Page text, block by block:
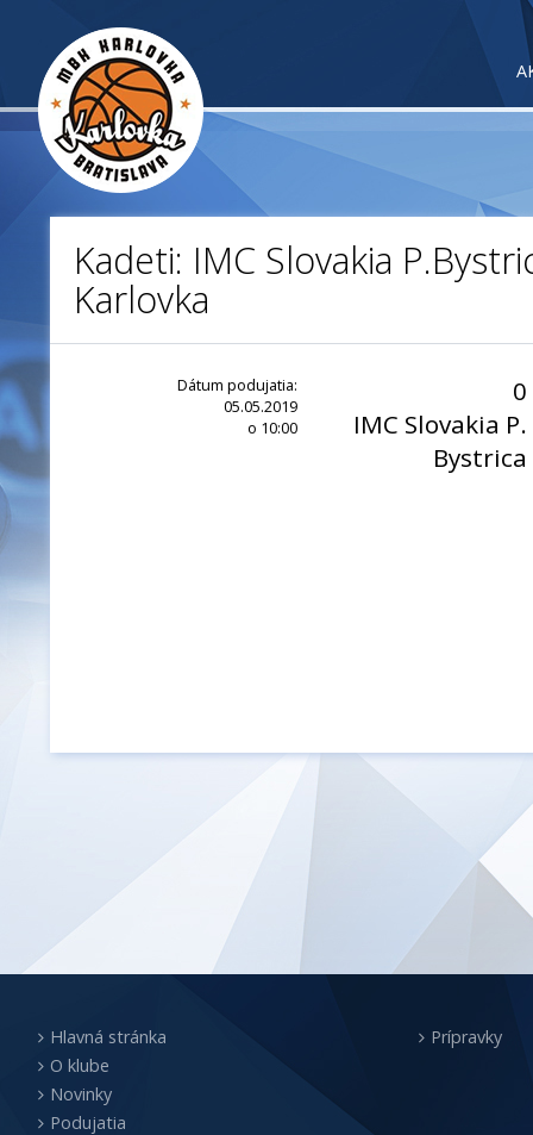
Kadeti: IMC Slovakia
Karlovka
Dátum podujatia:
05.05.2019
o 10:00
0
IMC Slovakia P.
Bystrica
Hlavná stránka
O klube
Novinky
Podujatia
Prípravky